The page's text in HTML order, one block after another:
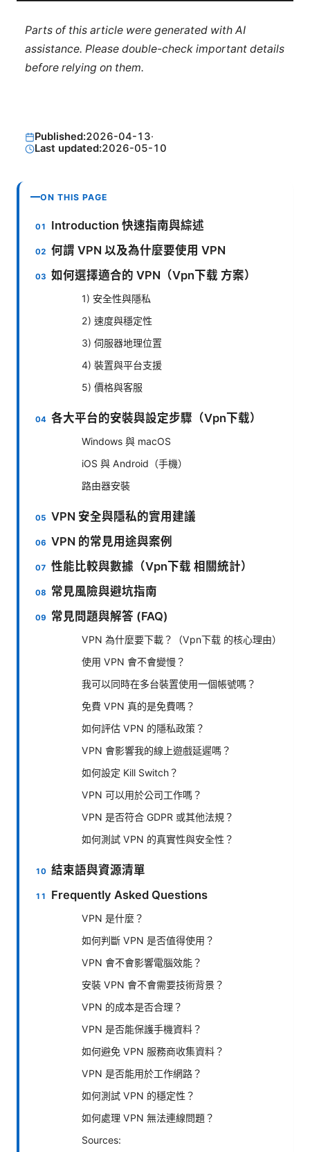
Parts of this article were generated with AI
assistance. Please double-check important details
before relying on them.
Published:2026-04-13·
Last updated:2026-05-10
ON THIS PAGE
Introduction 快速指南與綜述
何謂 VPN 以及為什麼要使用 VPN
如何選擇適合的 VPN（Vpn下载 方案）
1) 安全性與隱私
2) 速度與穩定性
3) 伺服器地理位置
4) 裝置與平台支援
5) 價格與客服
各大平台的安裝與設定步驟（Vpn下载）
Windows 與 macOS
iOS 與 Android（手機）
路由器安裝
VPN 安全與隱私的實用建議
VPN 的常見用途與案例
性能比較與數據（Vpn下载 相關統計）
常見風險與避坑指南
常見問題與解答 (FAQ)
VPN 為什麼要下載？（Vpn下载 的核心理由）
使用 VPN 會不會變慢？
我可以同時在多台裝置使用一個帳號嗎？
免費 VPN 真的是免費嗎？
如何評估 VPN 的隱私政策？
VPN 會影響我的線上遊戲延遲嗎？
如何設定 Kill Switch？
VPN 可以用於公司工作嗎？
VPN 是否符合 GDPR 或其他法規？
如何測試 VPN 的真實性與安全性？
結束語與資源清單
Frequently Asked Questions
VPN 是什麼？
如何判斷 VPN 是否值得使用？
VPN 會不會影響電腦效能？
安裝 VPN 會不會需要技術背景？
VPN 的成本是否合理？
VPN 是否能保護手機資料？
如何避免 VPN 服務商收集資料？
VPN 是否能用於工作網路？
如何測試 VPN 的穩定性？
如何處理 VPN 無法連線問題？
Sources: